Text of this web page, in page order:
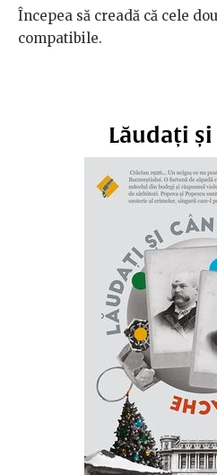
Începea să creadă că cele
compatibile.
Lăudați